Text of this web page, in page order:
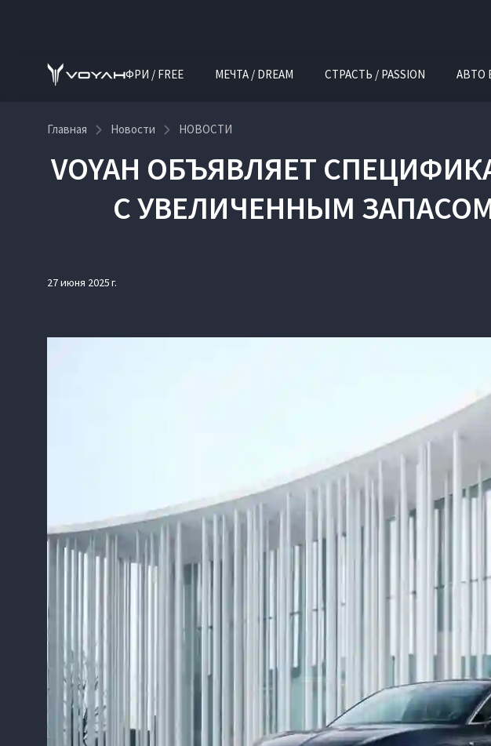
ФРИ / FREE МЕЧТА / DREAM СТРАСТЬ / PASSION АВТО
Главная Новости НОВОСТИ
VOYAH ОБЪЯВЛЯЕТ
С УВЕЛИЧЕННЫМ ЗАПАСОМ
27 июня 2025 г.